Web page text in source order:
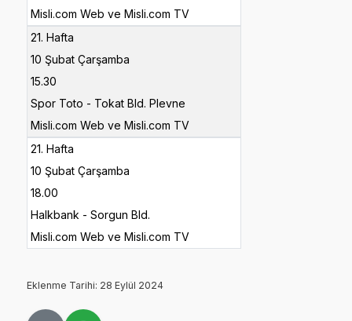
Misli.com Web ve Misli.com TV
21. Hafta
10 Şubat Çarşamba
15.30
Spor Toto - Tokat Bld. Plevne
Misli.com Web ve Misli.com TV
21. Hafta
10 Şubat Çarşamba
18.00
Halkbank - Sorgun Bld.
Misli.com Web ve Misli.com TV
Eklenme Tarihi: 28 Eylül 2024